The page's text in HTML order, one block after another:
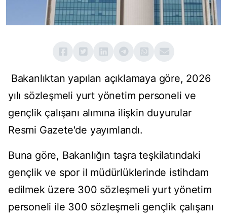
Bakanlıktan yapılan açıklamaya göre, 2026
yılı sözleşmeli yurt yönetim personeli ve
gençlik çalışanı alımına ilişkin duyurular
Resmi Gazete'de yayımlandı.
Buna göre, Bakanlığın taşra teşkilatındaki
gençlik ve spor il müdürlüklerinde istihdam
edilmek üzere 300 sözleşmeli yurt yönetim
personeli ile 300 sözleşmeli gençlik çalışanı